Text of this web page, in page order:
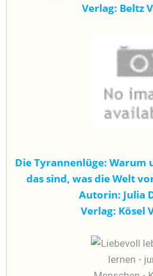
Verlag: Beltz
Die Tyrannenlüge: Warum
das sind, was die Welt
Autorin: Julia
Verlag: Kösel